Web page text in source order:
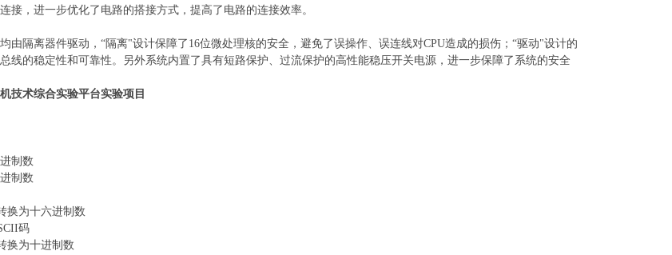
接，进一步优化了电路的搭接方式，提高了电路的连接效率。
由隔离器件驱动， “隔离"设计保障了16位微处理核的安全，避免了误操作、误连线对CPU造成的损伤；“驱动"设计的
线的稳定性和可靠性。另外系统内置了具有短路保护、过流保护的高性能稳压开关电源，进一步保障了系统的安全
技术综合实验平台实验项目
制数
制数
换为十六进制数
码
换为十进制数